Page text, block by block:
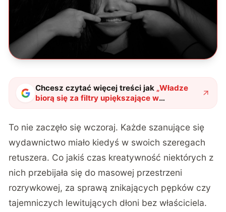
Chcesz czytać więcej treści jak „Władze
biorą się za filtry upiększające w
aplikacjach. I bardzo dobrze"?
To nie zaczęło się wczoraj. Każde szanujące się
wydawnictwo miało kiedyś w swoich szeregach
retuszera. Co jakiś czas kreatywność niektórych z
nich przebijała się do masowej przestrzeni
rozrywkowej, za sprawą znikających pępków czy
tajemniczych lewitujących dłoni bez właściciela.